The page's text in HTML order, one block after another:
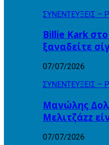
ΣΥΝΕΝΤΕΥΞΕΙΣ –
Billie Kark
ξαναδείτε
07/07/2026
ΣΥΝΕΝΤΕΥΞΕΙΣ –
Μανώλης
Μελιτζάzz
07/07/2026